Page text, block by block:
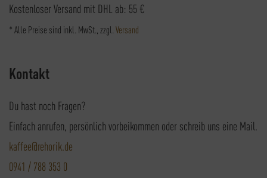
Kostenloser Versand mit DHL ab: 55 €
* Alle Preise sind inkl. MwSt., zzgl. Versand
Kontakt
Du hast noch Fragen?
Einfach anrufen, persönlich vorbeikommen oder schreib uns eine Mail.
kaffee@rehorik.de
0941 / 788 353 0